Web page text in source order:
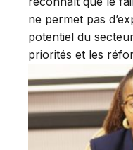
ne permet pas
potentiel du
priorités et les